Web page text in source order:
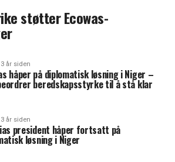
støtter Ecowas-
3 år siden
håper på diplomatisk løsning i Niger –
beredskapsstyrke til å stå klar
3 år siden
president håper fortsatt på
løsning i Niger